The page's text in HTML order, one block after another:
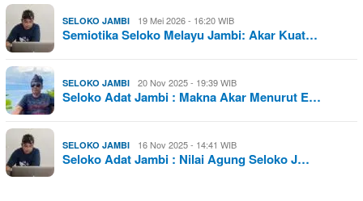
SELOKO JAMBI 19 Mei 2026 - 16:20 WIB
Semiotika Seloko Melayu Jambi: Akar Kuat…
SELOKO JAMBI 20 Nov 2025 - 19:39 WIB
Seloko Adat Jambi : Makna Akar Menurut E…
SELOKO JAMBI 16 Nov 2025 - 14:41 WIB
Seloko Adat Jambi : Nilai Agung Seloko J…